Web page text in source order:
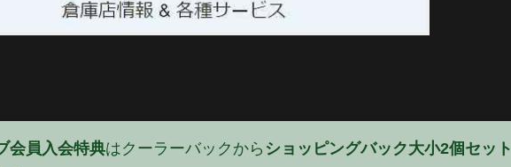
会員入会特典はクーラーバックから ショッピングバック大小2個セット